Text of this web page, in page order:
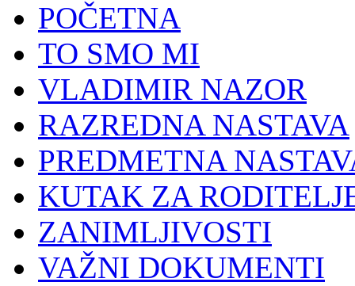
POČETNA
TO SMO MI
VLADIMIR NAZOR
RAZREDNA NASTAVA
PREDMETNA
KUTAK ZA
ZANIMLJIVOSTI
VAŽNI DOKUMENTI